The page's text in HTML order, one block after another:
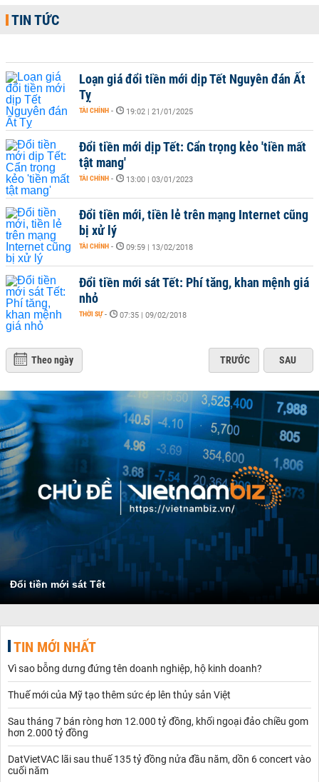
TIN TỨC
Loạn giá đổi tiền mới dịp Tết Nguyên đán Ất
Tỵ
TÀI CHÍNH - 19:02 | 21/01/2025
Đổi tiền mới dịp Tết: Cẩn trọng kẻo 'tiền mất
tật mang'
TÀI CHÍNH - 13:00 | 03/01/2023
Đổi tiền mới, tiền lẻ trên mạng Internet cũng
bị xử lý
TÀI CHÍNH - 09:59 | 13/02/2018
Đổi tiền mới sát Tết: Phí tăng, khan mệnh giá
nhỏ
THỜI SỰ - 07:35 | 09/02/2018
Theo ngày TRƯỚC SAU
Đổi tiền mới sát Tết
TIN MỚI NHẤT
Vì sao bỗng dưng đứng tên doanh nghiệp, hộ kinh doanh?
Thuế mới của Mỹ tạo thêm sức ép lên thủy sản Việt
Sau tháng 7 bán ròng hơn 12.000 tỷ đồng, khối ngoại đảo chiều gom
hơn 2.000 tỷ đồng
DatVietVAC lãi sau thuế 135 tỷ đồng nửa đầu năm, dồn 6 concert vào
cuối năm